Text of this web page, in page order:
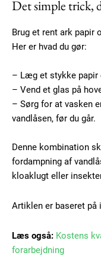
Free
Gratis
Det simple trick,
Brug et rent ark
Her er hvad du gør:
– Læg et stykke papir
– Vend et glas på
– Sørg for at vasken
vandlåsen, før du går.
Denne kombination
fordampning af
kloaklugt eller
Artiklen er baseret
Læs også: Kostens
forarbejdning